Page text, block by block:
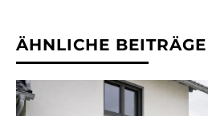
ÄHNLICHE BEITRÄGE